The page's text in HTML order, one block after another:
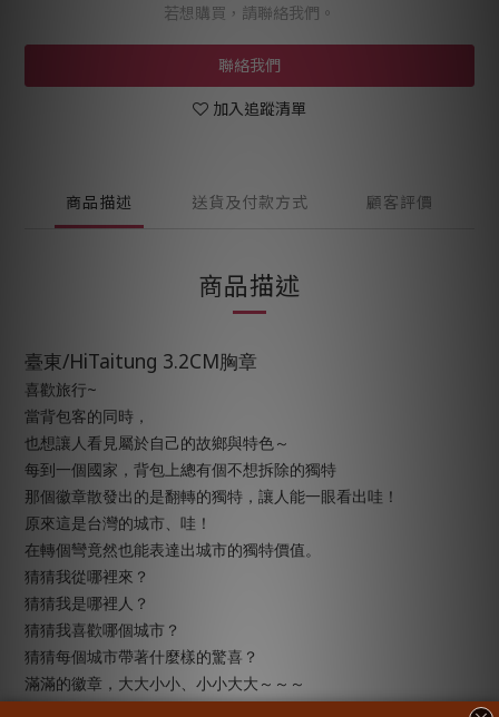
若想購買，請聯絡我們。
聯絡我們
加入追蹤清單
商品描述 送貨及付款方式 顧客評價
商品描述
臺東/HiTaitung 3.2CM胸章
喜歡旅行~
當背包客的同時，
也想讓人看見屬於自己的故鄉與特色～
每到一個國家，背包上總有個不想拆除的獨特
那個徽章散發出的是翻轉的獨特，讓人能一眼看出哇！
原來這是台灣的城市、哇！
在轉個彎竟然也能表達出城市的獨特價值。
猜猜我從哪裡來？
猜猜我是哪裡人？
猜猜我喜歡哪個城市？
猜猜每個城市帶著什麼樣的驚喜？
滿滿的徽章，大大小小、小小大大～～～